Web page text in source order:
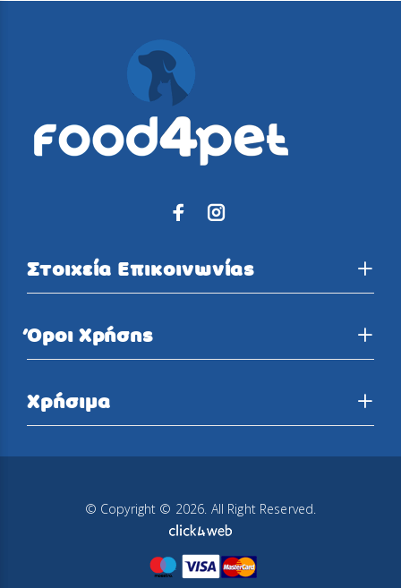
Στοιχεία Επικοινωνίας
Όροι Χρήσης
Χρήσιμα
© Copyright © 2026. All Right Reserved.